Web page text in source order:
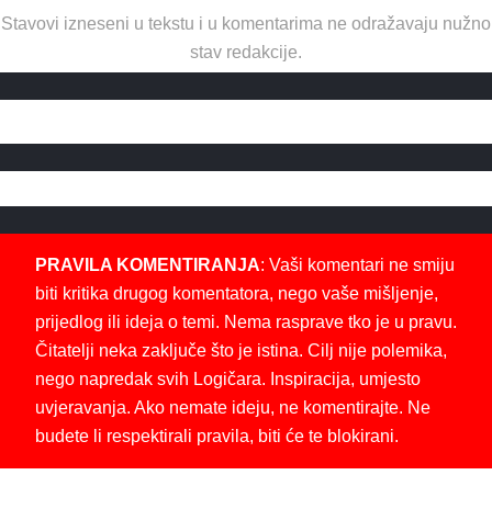
Stavovi izneseni u tekstu i u komentarima ne odražavaju nužno
stav redakcije.
PRAVILA KOMENTIRANJA: Vaši komentari ne smiju
biti kritika drugog komentatora, nego vaše mišljenje,
prijedlog ili ideja o temi. Nema rasprave tko je u pravu.
Čitatelji neka zaključe što je istina. Cilj nije polemika,
nego napredak svih Logičara. Inspiracija, umjesto
uvjeravanja. Ako nemate ideju, ne komentirajte. Ne
budete li respektirali pravila, biti će te blokirani.